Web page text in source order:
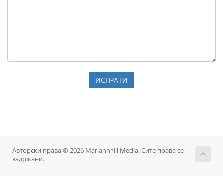
ИСПРАТИ
Авторски права © 2026 Mariannhill Media. Сите права се
задржани.